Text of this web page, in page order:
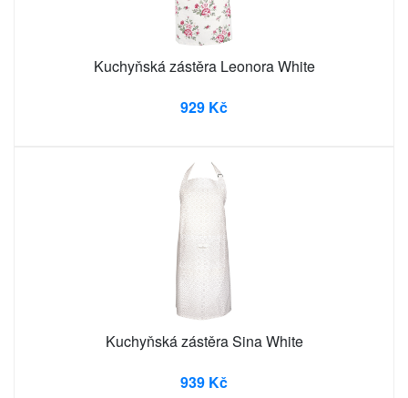
Kuchyňská zástěra Leonora White
929 Kč
Kuchyňská zástěra Sina White
939 Kč